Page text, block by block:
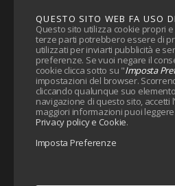
QUESTO SITO WEB FA USO
Questo sito utilizza cookie propri
terze parti potrebbero essere di
utilizzati per inviarti pubblicità e
preferenze. Se vuoi negare il
cookie clicca sotto su "Imposta
impostazioni del browser.
cliccando qualunque suo
navigazione di questo sito, accetti
maggiori informazioni puoi
Privacy policy e Cookie.
Imposta Preferenze